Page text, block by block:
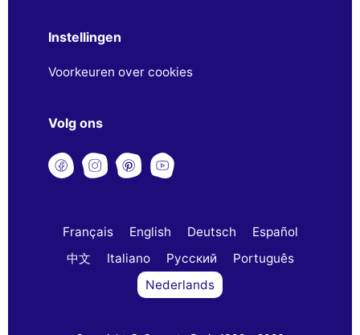
Instellingen
Voorkeuren over cookies
Volg ons
Français English Deutsch
Español
中文
Italiano Русский
Português
Nederlands